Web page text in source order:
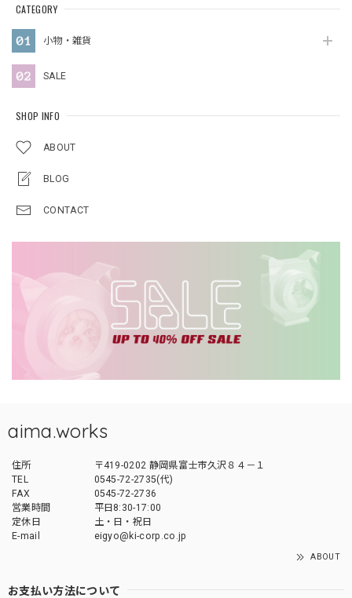
CATEGORY
小物・雑貨
SALE
SHOP INFO
ABOUT
BLOG
CONTACT
aima.works
住所
〒419-0202 静岡県富士市久沢８４－１
TEL
0545-72-2735(代)
FAX
0545-72-2736
営業時間
平日8:30-17:00
定休日
土・日・祝日
E-mail
eigyo@ki-corp.co.jp
ABOUT
お支払い方法について